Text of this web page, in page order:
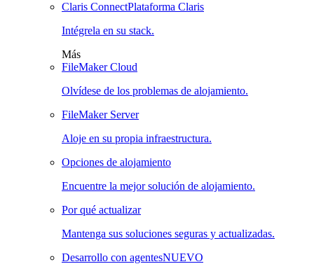
Claris ConnectPlataforma Claris
Intégrela en su stack.
Más
FileMaker Cloud
Olvídese de los problemas de alojamiento.
FileMaker Server
Aloje en su propia infraestructura.
Opciones de alojamiento
Encuentre la mejor solución de alojamiento.
Por qué actualizar
Mantenga sus soluciones seguras y actualizadas.
Desarrollo con agentesNUEVO